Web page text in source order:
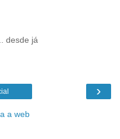
desde já
›
a web